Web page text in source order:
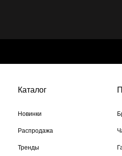
Новинки
Распродажа
Каталог
Тренды